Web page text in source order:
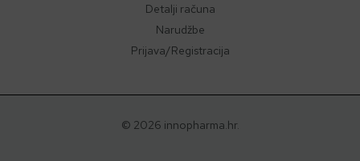
Detalji računa
Narudžbe
Prijava/Registracija
© 2026 innopharma.hr.